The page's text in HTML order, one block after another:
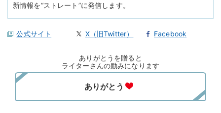
新情報を“ストレート”に発信します。
公式サイト X（旧Twitter） Facebook
ありがとうを贈ると
ライターさんの励みになります